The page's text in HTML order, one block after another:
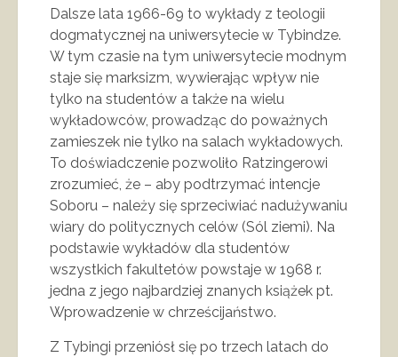
Dalsze lata 1966-69 to wykłady z teologii
dogmatycznej na uniwersytecie w Tybindze.
W tym czasie na tym uniwersytecie modnym
staje się marksizm, wywierając wpływ nie
tylko na studentów a także na wielu
wykładowców, prowadząc do poważnych
zamieszek nie tylko na salach wykładowych.
To doświadczenie pozwoliło Ratzingerowi
zrozumieć, że – aby podtrzymać intencje
Soboru – należy się sprzeciwiać nadużywaniu
wiary do politycznych celów (Sól ziemi). Na
podstawie wykładów dla studentów
wszystkich fakultetów powstaje w 1968 r.
jedna z jego najbardziej znanych książek pt.
Wprowadzenie w chrześcijaństwo.
Z Tybingi przeniósł się po trzech latach do